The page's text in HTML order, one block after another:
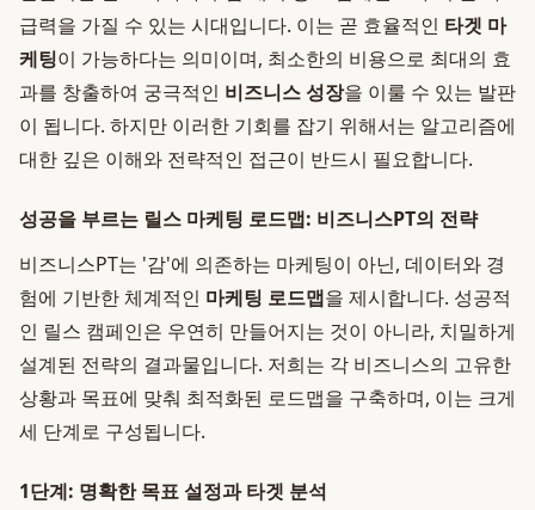
급력을 가질 수 있는 시대입니다. 이는 곧 효율적인 타겟 마
케팅이 가능하다는 의미이며, 최소한의 비용으로 최대의 효
과를 창출하여 궁극적인 비즈니스 성장을 이룰 수 있는 발판
이 됩니다. 하지만 이러한 기회를 잡기 위해서는 알고리즘에
대한 깊은 이해와 전략적인 접근이 반드시 필요합니다.
성공을 부르는 릴스 마케팅 로드맵: 비즈니스PT의 전략
비즈니스PT는 '감'에 의존하는 마케팅이 아닌, 데이터와 경
험에 기반한 체계적인 마케팅 로드맵을 제시합니다. 성공적
인 릴스 캠페인은 우연히 만들어지는 것이 아니라, 치밀하게
설계된 전략의 결과물입니다. 저희는 각 비즈니스의 고유한
상황과 목표에 맞춰 최적화된 로드맵을 구축하며, 이는 크게
세 단계로 구성됩니다.
1단계: 명확한 목표 설정과 타겟 분석